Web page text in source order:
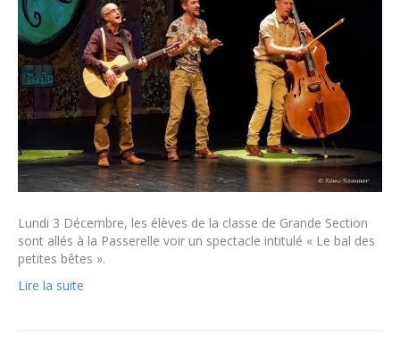
Lundi 3 Décembre, les élèves de la classe de Grande Section
sont allés à la Passerelle voir un spectacle intitulé « Le bal des
petites bêtes ».
Lire la suite